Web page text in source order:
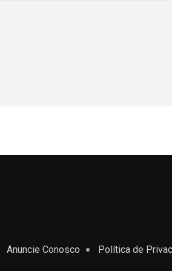
Anuncie Conosco Política de